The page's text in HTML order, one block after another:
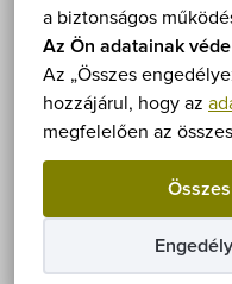
a biztonságos
Az Ön adatainak
Az „Összes
hozzájárul, hogy az
megfelelően az
Éghajlat
Hegykő
Programok
Önkormányzat
Hírek
Fizetős Fesztivál
Kiállítás Koncert